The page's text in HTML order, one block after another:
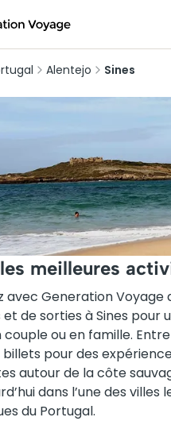
Alentejo Sines
meilleures
avec Generation Voyage
et de sorties à Sines pour
couple ou en famille.
billets pour des
autour de la côte
dans l’une des villes
du Portugal.